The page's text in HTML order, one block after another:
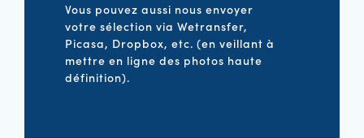
Vous pouvez aussi nous envoyer
votre sélection via Wetransfer,
Picasa, Dropbox, etc. (en veillant à
mettre en ligne des photos haute
définition).